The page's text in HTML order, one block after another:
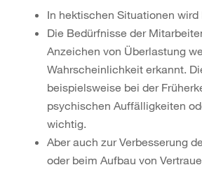
In hektischen Situationen wird
Die Bedürfnisse der
Anzeichen von Überlastung
Wahrscheinlichkeit erkannt.
beispielsweise bei der
psychischen Auffälligkeiten
wichtig.
Aber auch zur Verbesserung
oder beim Aufbau von